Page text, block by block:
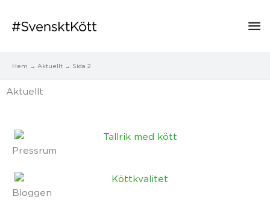
Hem Aktuellt Sida 2
Aktuellt
Pressrum
Bloggen